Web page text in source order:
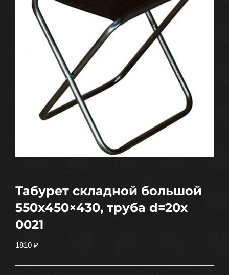
Табурет складной большой
550х450×430, труба d=20х
0021
1810 ₽